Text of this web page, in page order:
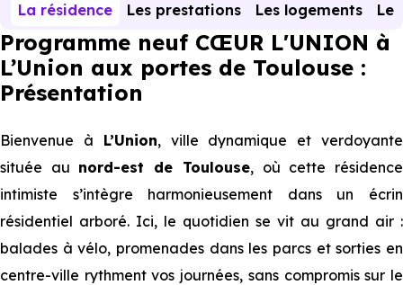
La résidence Les prestations Les logements Le
Programme neuf CŒUR L'UNION à
L’Union aux portes de Toulouse :
Présentation
Bienvenue à L’Union, ville dynamique et verdoyante
située au nord-est de Toulouse, où cette résidence
intimiste s’intègre harmonieusement dans un écrin
résidentiel arboré. Ici, le quotidien se vit au grand air :
balades à vélo, promenades dans les parcs et sorties en
centre-ville rythment vos journées, sans compromis sur le